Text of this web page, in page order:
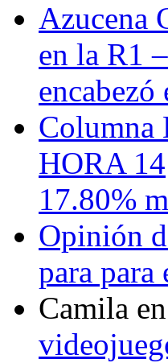
Azucena
en la R1
Columna
HORA 14
17.80%
Opinión
para
Camila en